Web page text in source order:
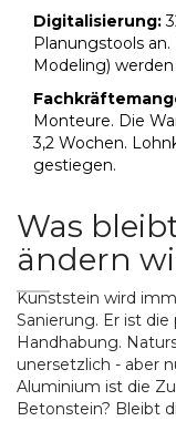
Digitalisierung:
Planungstools
Modeling)
Monteure. Die
3,2 Wochen.
gestiegen.
Was
ändern
Kunststein wird
Sanierung. Er ist
Handhabung.
unersetzlich - aber
Aluminium ist die
Betonstein? Bleibt